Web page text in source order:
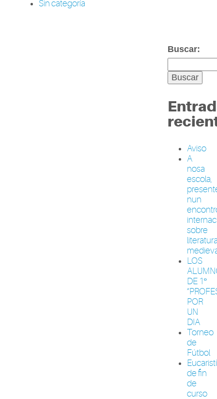
Sin categoría
Buscar:
Aviso
A
nosa
escola,
nun
sobre
LOS
DE 1º
POR
UN
DIA
Torneo
de
Fútbol
de fin
de
curso